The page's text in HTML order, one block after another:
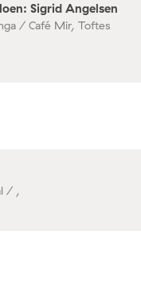
Sigrid Angelsen
/ Café Mir, Toftes
/ ,